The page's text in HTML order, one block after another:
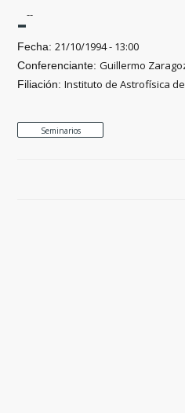
---
Fecha:21/10/1994 - 13:00
Conferenciante:Guillermo
Filiación:Instituto de Astrofísica de
Seminarios